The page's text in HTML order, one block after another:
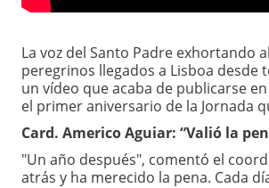
La voz del Santo Padre
peregrinos llegados a Lisboa desde
un vídeo que acaba de publicarse
el primer aniversario de la Jornada
Card. Americo Aguiar: “Valió la
"Un año después", comentó el
atrás y ha merecido la pena. Cada